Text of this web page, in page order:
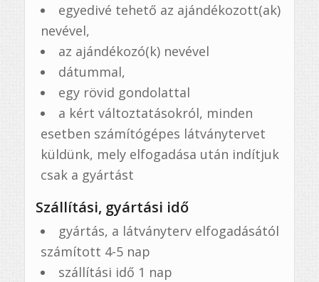
egyedivé tehető az ajándékozott(ak)
nevével,
az ajándékozó(k) nevével
dátummal,
egy rövid gondolattal
a kért változtatásokról, minden
esetben számítógépes látványtervet
küldünk, mely elfogadása után indítjuk
csak a gyártást
Szállítási, gyártási idő
gyártás, a látványterv elfogadásától
számított 4-5 nap
szállítási idő 1 nap